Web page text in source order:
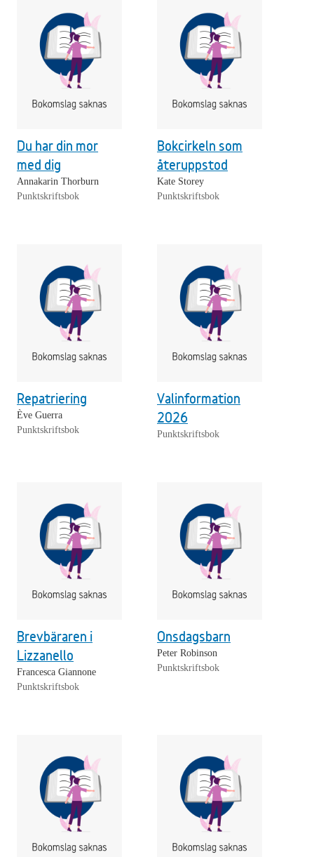
Du har din mor
med dig
Annakarin Thorburn
Punktskriftsbok
Bokcirkeln som
återuppstod
Kate Storey
Punktskriftsbok
Repatriering
Ève Guerra
Punktskriftsbok
Valinformation
2026
Punktskriftsbok
Brevbäraren i
Lizzanello
Francesca Giannone
Punktskriftsbok
Onsdagsbarn
Peter Robinson
Punktskriftsbok